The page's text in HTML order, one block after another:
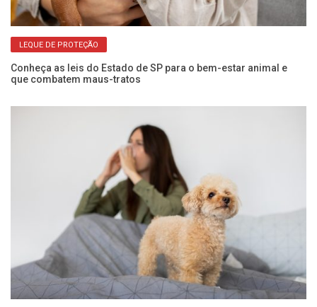
LEQUE DE PROTEÇÃO
Conheça as leis do Estado de SP para o bem-estar animal e
que combatem maus-tratos